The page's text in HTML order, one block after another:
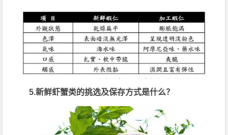
5.新鲜虾蟹类的挑选及保存方式是什么？